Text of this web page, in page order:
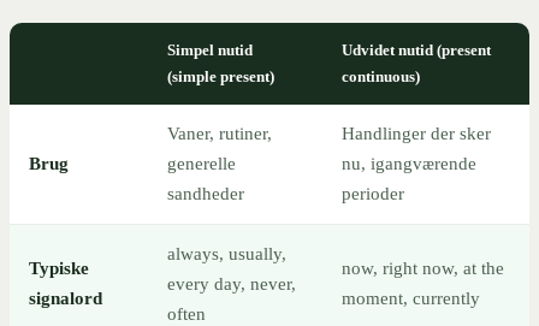
Simpel nutid
(simple present)
Udvidet nutid (present
continuous)
Brug
Vaner, rutiner,
generelle
sandheder
Handlinger der sker
nu, igangværende
perioder
Typiske
signalord
always, usually,
every day, never,
often
now, right now, at the
moment, currently